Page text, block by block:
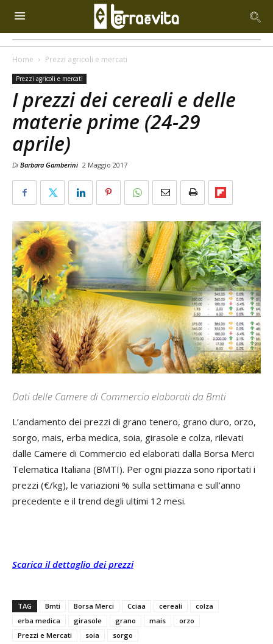
Home Prezzi agricoli e mercati
Prezzi agricoli e mercati
I prezzi dei cereali e delle
materie prime (24-29
aprile)
Di Barbara Gamberini 2 Maggio 2017
Dati delle Camere di Commercio elaborati da Bmti
L’andamento dei prezzi di grano tenero, grano duro, orzo,
sorgo, mais, erba medica, soia, girasole e colza, rilevati
dalle Camere di Commercio ed elaborati dalla Borsa Merci
Telematica Italiana (BMTI). Per ogni piazza sono riportati i
prezzi (€/kg), le variazioni % sulla settimana e sull’anno
precedente e il trend degli ultimi 12 mesi.
Scarica il dettaglio dei prezzi
TAG Bmti Borsa Merci Cciaa cereali
colza
erba medica
girasole grano mais
orzo
Prezzi e Mercati
soia sorgo